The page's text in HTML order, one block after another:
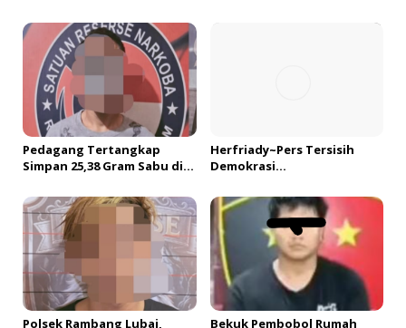
Pedagang Tertangkap
Simpan 25,38 Gram Sabu di
Herfriady~Pers Tersisih
Demokrasi
t 1
Polsek Rambang Lubai,
Bekuk Pembobol Rumah